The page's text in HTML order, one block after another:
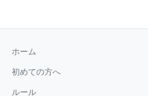
ホーム
初めての方へ
ルール